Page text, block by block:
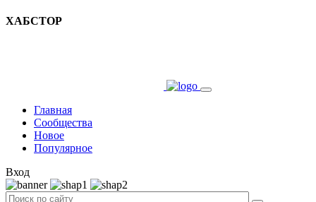
ХАБСТОР
Главная
Сообщества
Новое
Популярное
Вход